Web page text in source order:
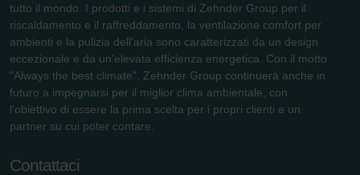
tutto il mondo. I prodotti e i sistemi di Zehnder Group per il
riscaldamento e il raffreddamento, la ventilazione comfort per
ambienti e la pulizia dell'aria sono caratterizzati da un design
eccezionale e da un'elevata efficienza energetica. Con il motto
"Always the best climate", Zehnder Group continuerà anche in
futuro a impegnarsi per il miglior clima ambientale, con
l'obiettivo di essere la prima scelta per i propri clienti e un
partner su cui poter contare.
Contattaci